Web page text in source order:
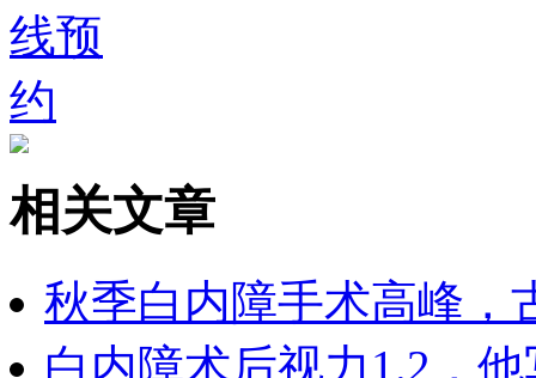
相关文章
秋季白内障手术高峰，
白内障术后视力1.2，